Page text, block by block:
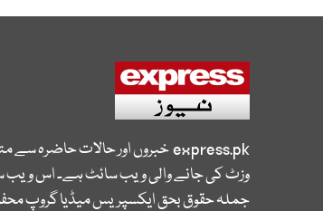
express.pkخبروں اور حالات حاضرہ سے
وزٹ کی جانے والی ویب سائٹ ہے۔ اس ویب
جملہ حقوق بحق ایکسپریس میڈیا گروپ